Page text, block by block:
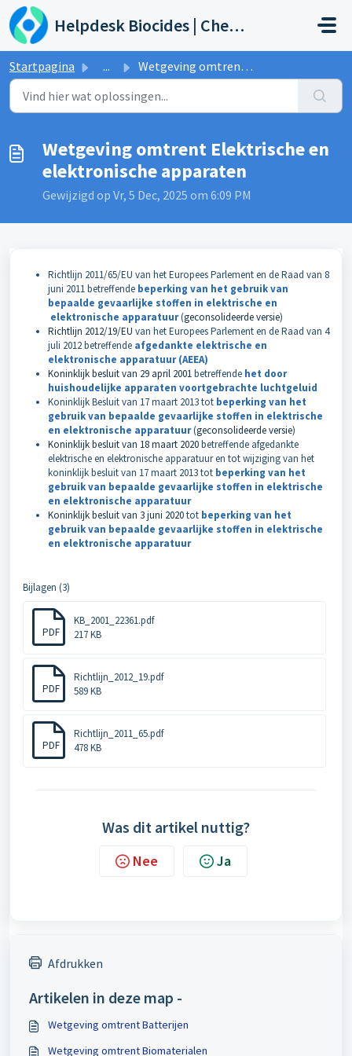
Doorgaan naar hoofdinhoud
Helpdesk Biocides | Chemicals | Products
Startpagina ... Wetgeving omtrent Elektrische en elektronische apparaten
Wetgeving omtrent Elektrische en
elektronische apparaten
Gewijzigd op Vr, 5 Dec, 2025 om 6:09 PM
Richtlijn 2011/65/EU van het Europees Parlement en de Raad van 8
juni 2011 betreffende beperking van het gebruik van
bepaalde gevaarlijke stoffen in elektrische en
elektronische apparatuur(geconsolideerde versie)
Richtlijn 2012/19/EU van het Europees Parlement en de Raad van 4
juli 2012 betreffende afgedankte elektrische en
elektronische apparatuur (AEEA)
Koninklijk besluit van 29 april 2001betreffende het door
huishoudelijke apparaten voortgebrachte luchtgeluid
Koninklijk Besluit van 17 maart 2013 tot beperking van het
gebruik van bepaalde gevaarlijke stoffen in elektrische
en elektronische apparatuur(geconsolideerde versie)
Koninklijk besluit van 18 maart 2020betreffende afgedankte
elektrische en elektronische apparatuur en tot wijziging van het
koninklijk besluit van 17 maart 2013 tot beperking van het
gebruik van bepaalde gevaarlijke stoffen in elektrische
en elektronische apparatuur
Koninklijk besluit van 3 juni 2020tot beperking van het
gebruik van bepaalde gevaarlijke stoffen in elektrische
en elektronische apparatuur
Bijlagen (3)
PDF
KB_2001_22361.pdf
217 KB
PDF
Richtlijn_2012_19.pdf
589 KB
PDF
Richtlijn_2011_65.pdf
478 KB
Was dit artikel nuttig?
Nee Ja
Afdrukken
Artikelen in deze map -
Wetgeving omtrent Batterijen
Wetgeving omtrent Biomaterialen